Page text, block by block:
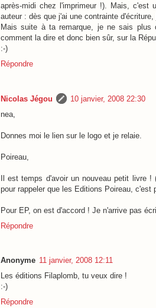
après-midi chez l'imprimeur !). Mais, c'est
auteur : dès que j'ai une contrainte
Mais suite à ta remarque, je ne sais
comment la dire et donc bien sûr, sur la
:-)
Répondre
Nicolas Jégou
10 janvier, 2008 22:30
nea,
Donnes moi le lien sur le logo et je relaie.
Poireau,
Il est temps d'avoir un nouveau petit livre
pour rappeler que les Editions Poireau, c'est
Pour EP, on est d'accord ! Je n'arrive pas
Répondre
Anonyme 11 janvier, 2008 12:11
Les éditions Filaplomb, tu veux dire !
:-)
Répondre